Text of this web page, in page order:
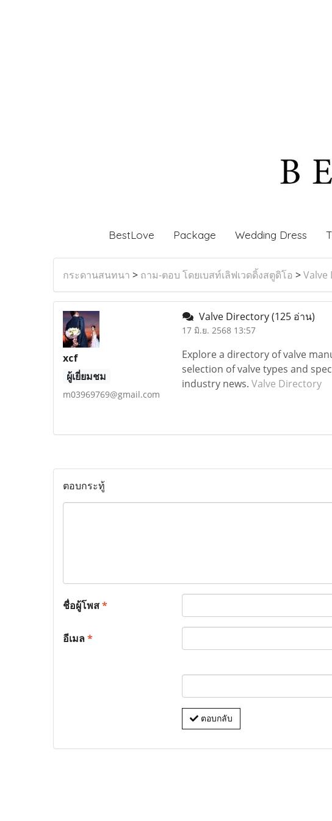
BestLove Package Wedding Dress
กระดานสนทนา > ถาม-ตอบ โดยเบสท์เลิฟเวดดิ้งสตูดิโอ >Valve
xcf
ผู้เยี่ยมชม
m03969769@gmail.com
Valve Directory(125 อ่าน)
17 มิ.ย. 2568 13:57
Explore a directory of valve
selection of valve types and
industry news. Valve Directory
ตอบกระทู้
ชื่อผู้โพส*
อีเมล*
ตอบกลับ